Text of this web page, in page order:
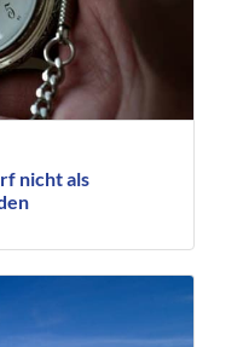
nicht als